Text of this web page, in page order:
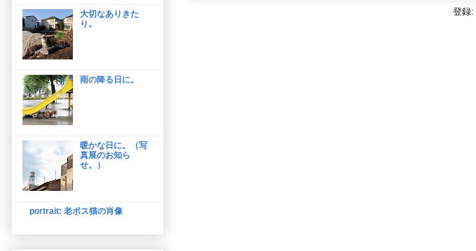
登録:
大切なありきた
り。
雨の降る日に。
暖かな日に。（写
真展のお知ら
せ。）
portrait: 老ボス猫の肖像